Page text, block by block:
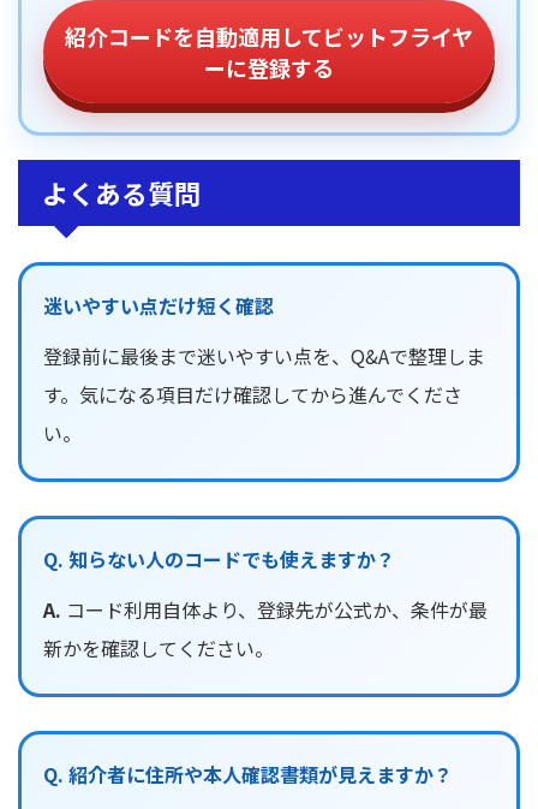
紹介コードを自動適用してビットフライヤ
ーに登録する
よくある質問
迷いやすい点だけ短く確認
登録前に最後まで迷いやすい点を、Q&Aで整理しま
す。気になる項目だけ確認してから進んでくださ
い。
Q. 知らない人のコードでも使えますか？
A. コード利用自体より、登録先が公式か、条件が最
新かを確認してください。
Q. 紹介者に住所や本人確認書類が見えますか？